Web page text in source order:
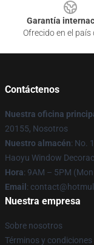
Garantía
Ofrecido en el país
Contáctenos
Nuestra oficina
20155, Nosotros
Nuestro almacén: No.
Haoyu Window
Hora: 9AM – 5PM
Email :
Nuestra empresa
Sobre nosotros
Términos y condiciones